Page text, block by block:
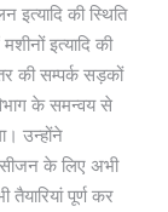
की स्थिति
इत्यादि की
की सम्पर्क सड़कों
के समन्वय से
उन्होंने
सीजन के लिए अभी
पूर्ण कर